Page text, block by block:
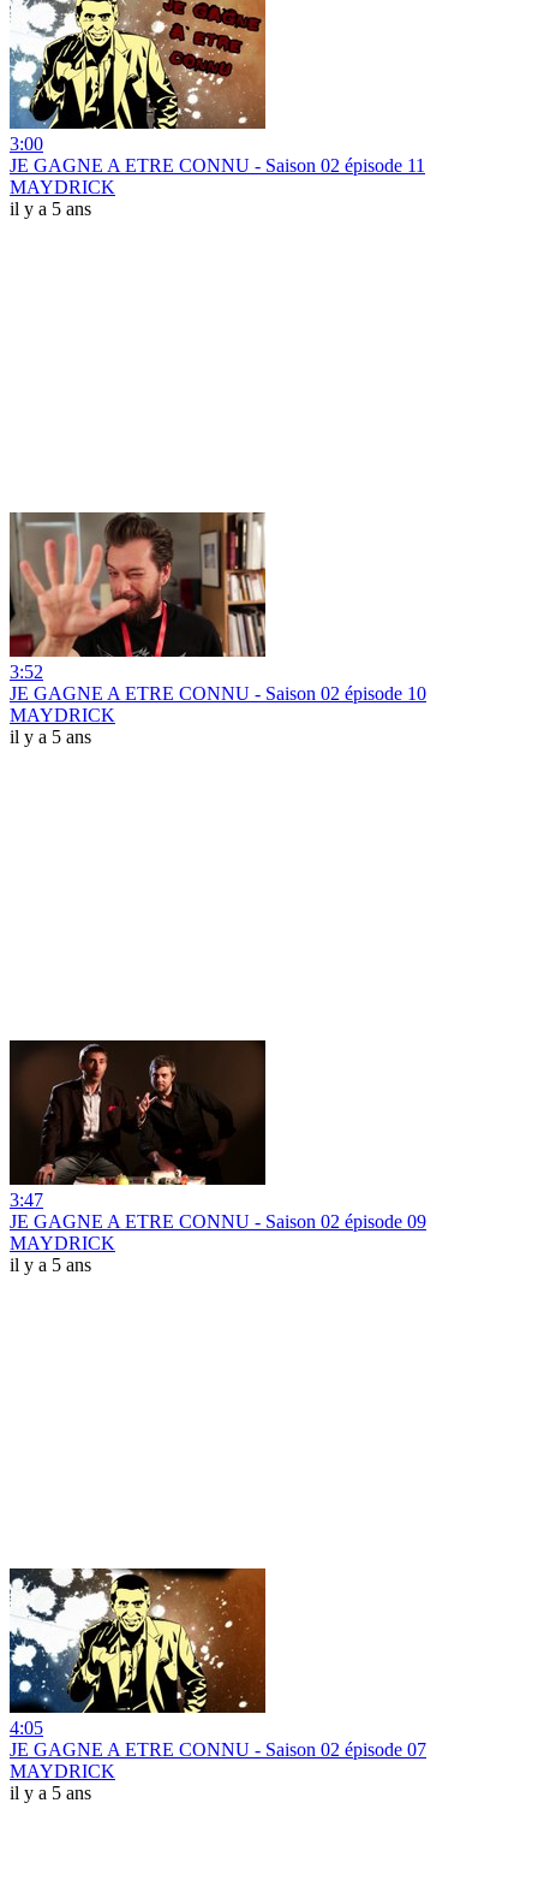
3:00
JE GAGNE A ETRE CONNU - Saison 02 épisode 11
MAYDRICK
il y a 5 ans
3:52
JE GAGNE A ETRE CONNU - Saison 02 épisode 10
MAYDRICK
il y a 5 ans
3:47
JE GAGNE A ETRE CONNU - Saison 02 épisode 09
MAYDRICK
il y a 5 ans
4:05
JE GAGNE A ETRE CONNU - Saison 02 épisode 07
MAYDRICK
il y a 5 ans